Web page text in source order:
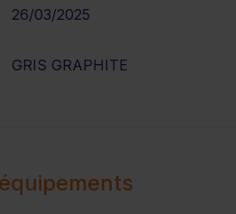
26/03/2025
GRIS GRAPHITE